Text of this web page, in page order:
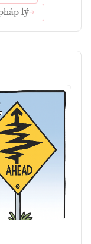
lý